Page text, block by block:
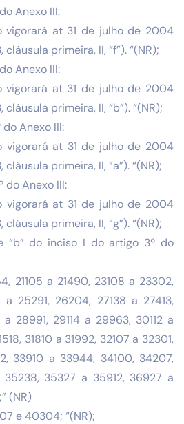
Anexo III:
vigorará at 31 de julho de 2004
primeira, II, “f”). “(NR);
Anexo III:
vigorará at 31 de julho de 2004
primeira, II, “b”). “(NR);
Anexo III:
vigorará at 31 de julho de 2004
primeira, II, “a”). “(NR);
do Anexo III:
vigorará at 31 de julho de 2004
primeira, II, “g”). “(NR);
“b” do inciso I do artigo 3º do
21105 a 21490, 23108 a 23302,
a 25291, 26204, 27138 a 27413,
28991, 29114 a 29963, 30112 a
31810 a 31992, 32107 a 32301,
33910 a 33944, 34100, 34207,
35238, 35327 a 35912, 36927 a
(NR)
e 40304; “(NR);